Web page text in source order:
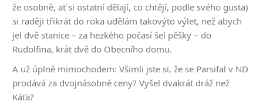
že osobně, ať si ostatní dělají, co chtějí, podle svého gusta)
si raději třikrát do roka udělám takovýto výlet, než abych
jel dvě stanice – za hezkého počasí šel pěšky – do
Rudolfina, krát dvě do Obecního domu.
A už úplně mimochodem: Všimli jste si, že se Parsifal v ND
prodává za dvojnásobné ceny? Vyšel dvakrát dráž než
Káťa?